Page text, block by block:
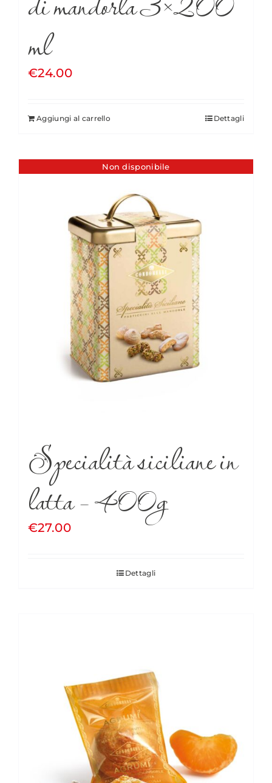
ml
€24.00
Aggiungi al carrello Dettagli
Non disponibile
Specialità siciliane in
latta – 400g
€27.00
Dettagli